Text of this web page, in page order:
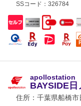
SSコード：326784
apollostation
BAYSIDE日
住所： 千葉県船橋市